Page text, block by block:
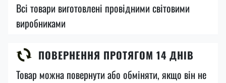
Всі товари виготовлені провідними світовими
виробниками
ПОВЕРНЕННЯ ПРОТЯГОМ 14 ДНІВ
Товар можна повернути або обміняти, якщо він не